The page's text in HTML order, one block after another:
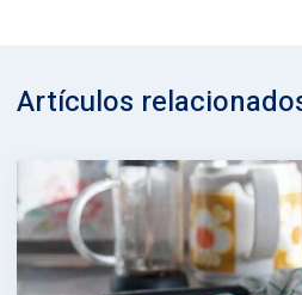
Artículos